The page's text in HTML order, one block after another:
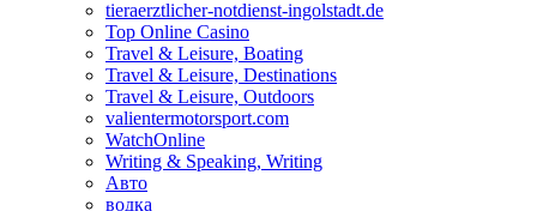
tieraerztlicher-notdienst-ingolstadt.de
Top Online Casino
Travel & Leisure, Boating
Travel & Leisure, Destinations
Travel & Leisure, Outdoors
valientermotorsport.com
WatchOnline
Writing & Speaking, Writing
Авто
водка